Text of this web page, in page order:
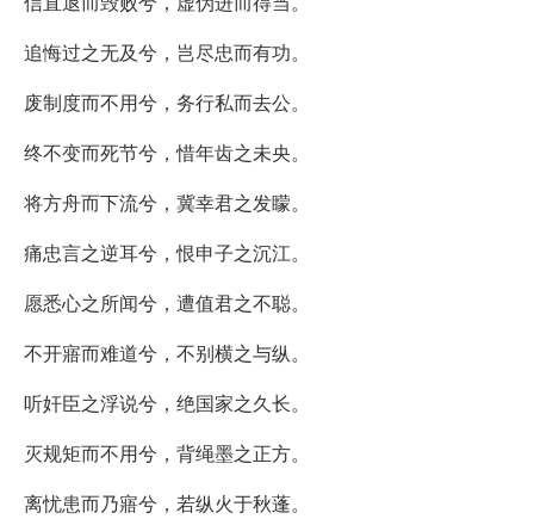
追悔过之无及兮，岂尽忠而有功。
废制度而不用兮，务行私而去公。
终不变而死节兮，惜年齿之未央。
将方舟而下流兮，冀幸君之发矇。
痛忠言之逆耳兮，恨申子之沉江。
愿悉心之所闻兮，遭值君之不聪。
不开寤而难道兮，不别横之与纵。
听奸臣之浮说兮，绝国家之久长。
灭规矩而不用兮，背绳墨之正方。
离忧患而乃寤兮，若纵火于秋蓬。